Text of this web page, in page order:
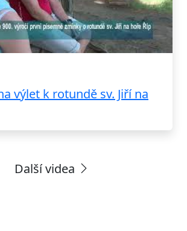
výlet k rotundě sv. Jiří na
Další videa